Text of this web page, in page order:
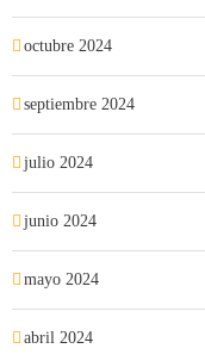
octubre 2024
septiembre 2024
julio 2024
junio 2024
mayo 2024
abril 2024